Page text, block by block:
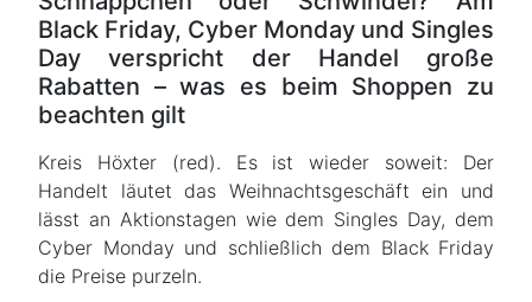
Black Friday, Cyber Monday und Singles
Day verspricht der Handel große
Rabatten – was es beim Shoppen zu
beachten gilt
Kreis Höxter (red). Es ist wieder soweit: Der
Handelt läutet das Weihnachtsgeschäft ein und
lässt an Aktionstagen wie dem Singles Day, dem
Cyber Monday und schließlich dem Black Friday
die Preise purzeln.